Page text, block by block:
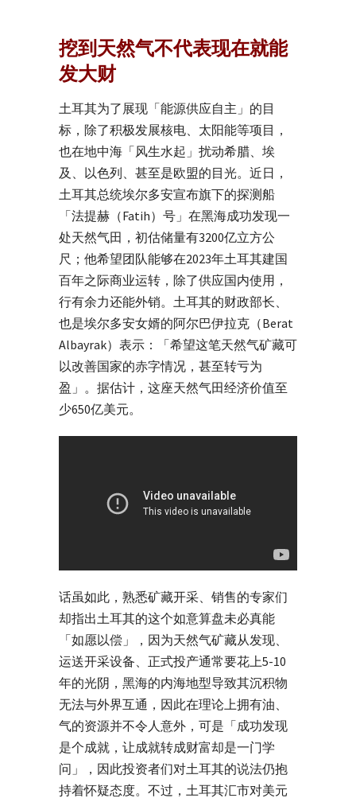
挖到天然气不代表现在就能
发大财
土耳其为了展现「能源供应自主」的目
标，除了积极发展核电、太阳能等项目，
也在地中海「风生水起」扰动希腊、埃
及、以色列、甚至是欧盟的目光。近日，
土耳其总统埃尔多安宣布旗下的探测船
「法提赫（Fatih）号」在黑海成功发现一
处天然气田，初估储量有3200亿立方公
尺；他希望团队能够在2023年土耳其建国
百年之际商业运转，除了供应国内使用，
行有余力还能外销。土耳其的财政部长、
也是埃尔多安女婿的阿尔巴伊拉克（Berat
Albayrak）表示：「希望这笔天然气矿藏可
以改善国家的赤字情况，甚至转亏为
盈」。据估计，这座天然气田经济价值至
少650亿美元。
话虽如此，熟悉矿藏开采、销售的专家们
却指出土耳其的这个如意算盘未必真能
「如愿以偿」，因为天然气矿藏从发现、
运送开采设备、正式投产通常要花上5-10
年的光阴，黑海的内海地型导致其沉积物
无法与外界互通，因此在理论上拥有油、
气的资源并不令人意外，可是「成功发现
是个成就，让成就转成财富却是一门学
问」，因此投资者们对土耳其的说法仍抱
持着怀疑态度。不过，土耳其汇市对美元